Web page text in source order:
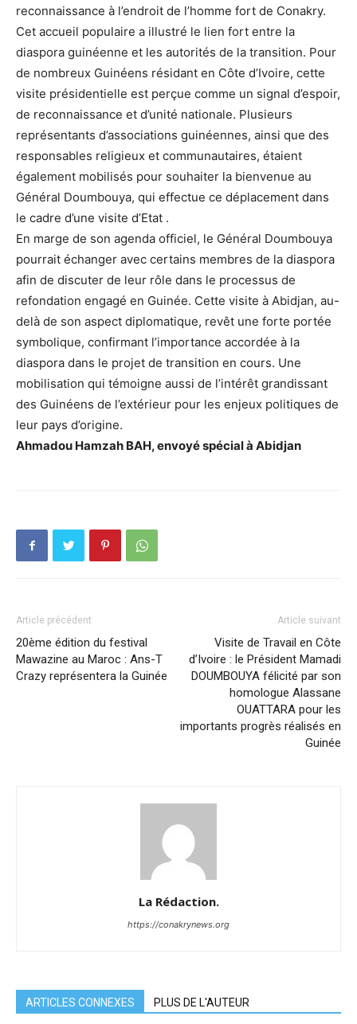
reconnaissance à l’endroit de l’homme fort de Conakry.
Cet accueil populaire a illustré le lien fort entre la
diaspora guinéenne et les autorités de la transition. Pour
de nombreux Guinéens résidant en Côte d’Ivoire, cette
visite présidentielle est perçue comme un signal d’espoir,
de reconnaissance et d’unité nationale. Plusieurs
représentants d’associations guinéennes, ainsi que des
responsables religieux et communautaires, étaient
également mobilisés pour souhaiter la bienvenue au
Général Doumbouya, qui effectue ce déplacement dans
le cadre d’une visite d’Etat .
En marge de son agenda officiel, le Général Doumbouya
pourrait échanger avec certains membres de la diaspora
afin de discuter de leur rôle dans le processus de
refondation engagé en Guinée. Cette visite à Abidjan, au-
delà de son aspect diplomatique, revêt une forte portée
symbolique, confirmant l’importance accordée à la
diaspora dans le projet de transition en cours. Une
mobilisation qui témoigne aussi de l’intérêt grandissant
des Guinéens de l’extérieur pour les enjeux politiques de
leur pays d’origine.
Ahmadou Hamzah BAH, envoyé spécial à Abidjan
Article précédent
20ème édition du festival
Mawazine au Maroc : Ans-T
Crazy représentera la Guinée
Article suivant
Visite de Travail en Côte
d’Ivoire : le Président Mamadi
DOUMBOUYA félicité par son
homologue Alassane
OUATTARA pour les
importants progrès réalisés en
Guinée
La Rédaction.
https://conakrynews.org
ARTICLES CONNEXES PLUS DE L'AUTEUR